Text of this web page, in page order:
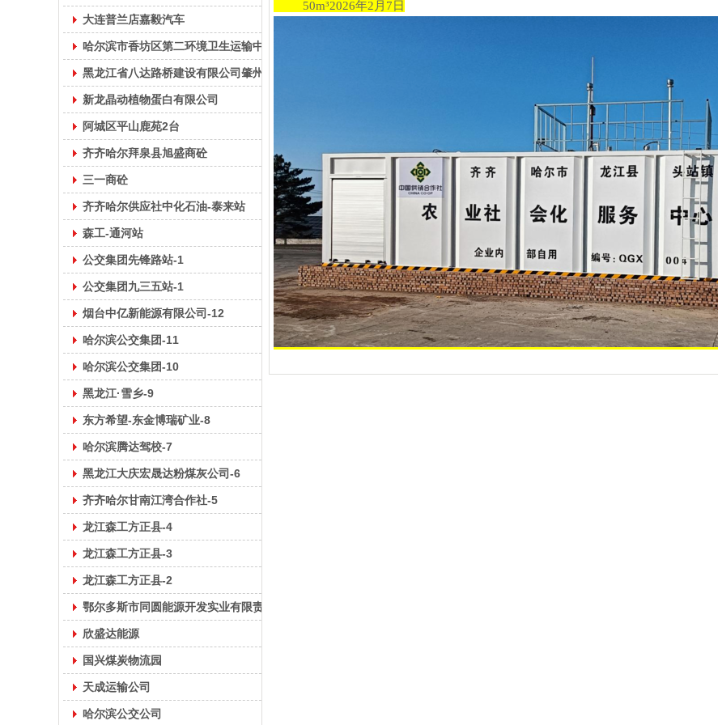
大连普兰店嘉毅汽车
哈尔滨市香坊区第二环境卫生运输中心
黑龙江省八达路桥建设有限公司肇州分公司
新龙晶动植物蛋白有限公司
阿城区平山鹿苑2台
齐齐哈尔拜泉县旭盛商砼
三一商砼
齐齐哈尔供应社中化石油-泰来站
森工-通河站
公交集团先锋路站-1
公交集团九三五站-1
烟台中亿新能源有限公司-12
哈尔滨公交集团-11
哈尔滨公交集团-10
黑龙江·雪乡-9
东方希望-东金博瑞矿业-8
哈尔滨腾达驾校-7
黑龙江大庆宏晟达粉煤灰公司-6
齐齐哈尔甘南江湾合作社-5
龙江森工方正县-4
龙江森工方正县-3
龙江森工方正县-2
鄂尔多斯市同圆能源开发实业有限责任公司-1
欣盛达能源
国兴煤炭物流园
天成运输公司
哈尔滨公交公司
50m³2026年2月7日